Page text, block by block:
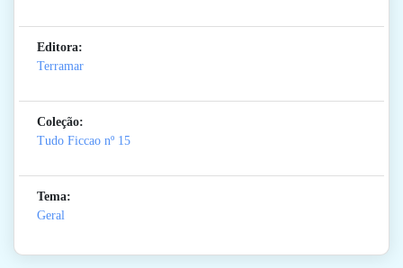
Editora:
Terramar
Coleção:
Tudo Ficcao nº 15
Tema:
Geral